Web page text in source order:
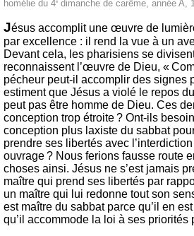
homélie du 4 dimanche de carême, année A,
Jésus accomplit une œuvre de
par excellence : il rend la vue à un
Devant cela, les pharisiens se
reconnaissent l’œuvre de Dieu, «
pécheur peut-il accomplir des signes
estiment que Jésus a violé le repos
peut pas être homme de Dieu. Ces
conception trop étroite ? Ont-ils
conception plus laxiste du sabbat
prendre ses libertés avec
ouvrage ? Nous ferions fausse route
choses ainsi. Jésus ne s’est jamais
maître qui prend ses libertés par
un maître qui lui redonne tout son
est maître du sabbat parce qu’il en
qu’il accommode la loi à ses priorités